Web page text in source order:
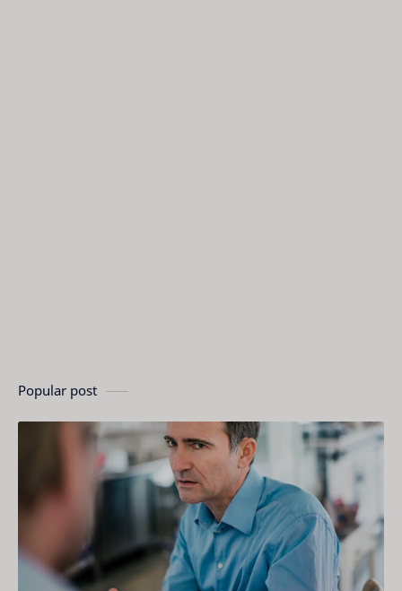
Popular post